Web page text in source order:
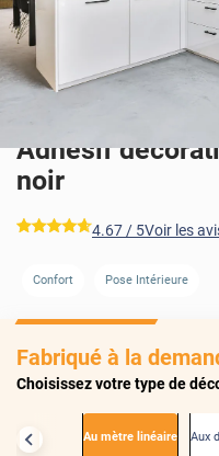
Adhésif
noir
*****
4.67 / 5Voir les
Confort Pose Intérieure
Fabriqué à la
Choisissez votre type de
Au mètre linéaire Aux